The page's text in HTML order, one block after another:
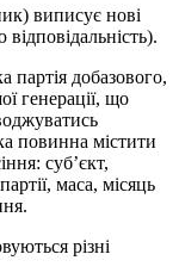
виписує нові
партія добазового,
генерації, що
повинна містити
суб’єкт,
маса, місяць
різні